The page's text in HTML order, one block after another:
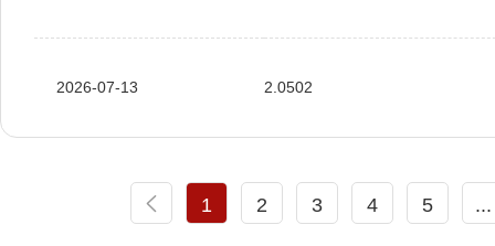
2026-07-13 2.0502
1 2 3 4 5